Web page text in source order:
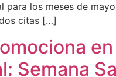
para los meses de
citas […]
Semana